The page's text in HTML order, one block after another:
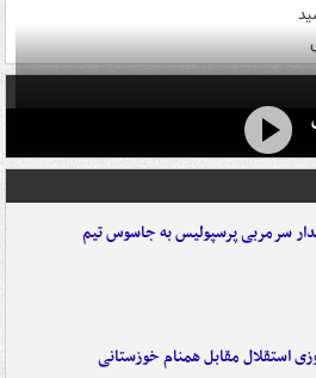
سرمربی پرسپولیس به جاسوس تیم
استقلال مقابل همنام خوزستانی